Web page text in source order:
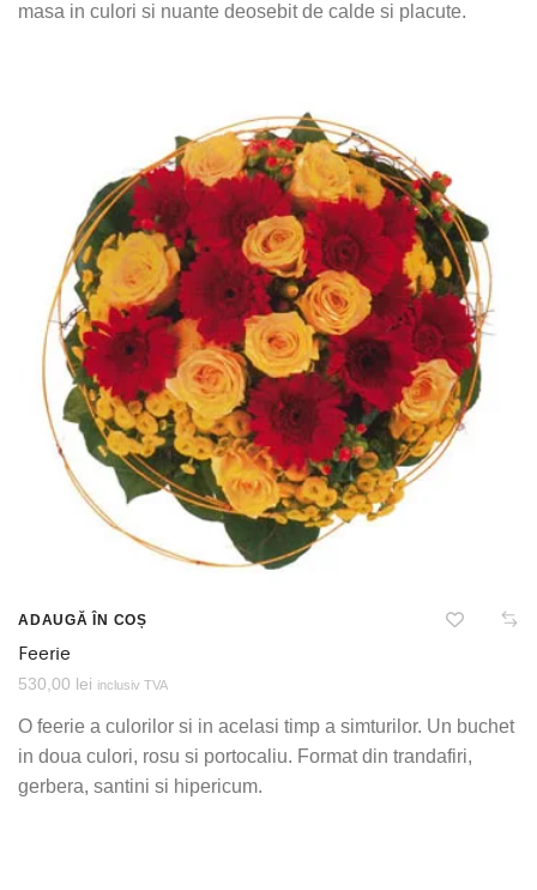
masa in culori si nuante deosebit de calde si placute.
ADAUGĂ ÎN COȘ
Feerie
530,00 lei inclusiv TVA
O feerie a culorilor si in acelasi timp a simturilor. Un buchet
in doua culori, rosu si portocaliu. Format din trandafiri,
gerbera, santini si hipericum.